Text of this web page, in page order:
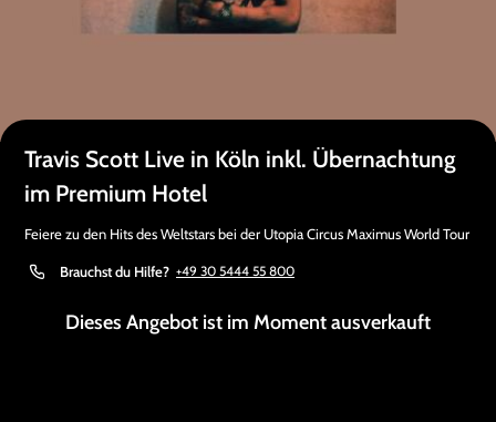
Travis Scott Live in Köln inkl. Übernachtung
im Premium Hotel
Feiere zu den Hits des Weltstars bei der Utopia Circus Maximus World Tour
Brauchst du Hilfe? +49 30 5444 55 800
Dieses Angebot ist im Moment ausverkauft